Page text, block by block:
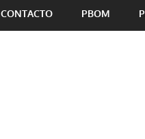
CONTACTO PBOM